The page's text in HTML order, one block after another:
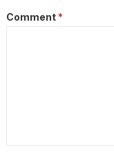
Comment *